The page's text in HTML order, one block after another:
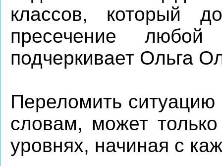
классов, который
пресечение
подчеркивает Ольга
Переломить
словам, может
уровнях, начиная с